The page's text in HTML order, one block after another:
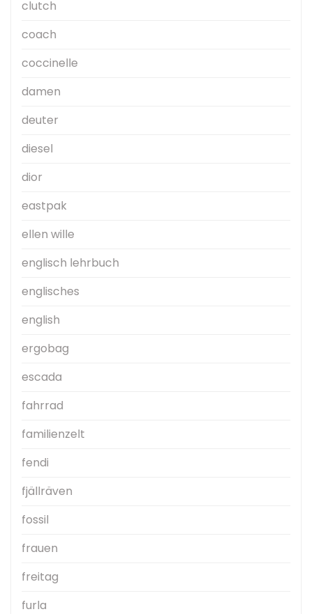
clutch
coach
coccinelle
damen
deuter
diesel
dior
eastpak
ellen wille
englisch lehrbuch
englisches
english
ergobag
escada
fahrrad
familienzelt
fendi
fjällräven
fossil
frauen
freitag
furla